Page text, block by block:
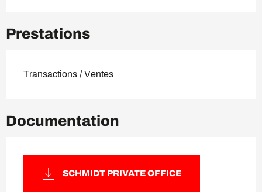
Prestations
Transactions / Ventes
Documentation
SCHMIDT PRIVATE OFFICE